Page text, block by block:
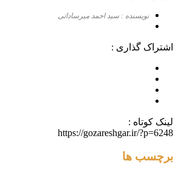
نویسنده : سید احمد میرساداتی
اشتراک گذاری :
لینک کوتاه :
https://gozareshgar.ir/?p=6248
برچسب ها